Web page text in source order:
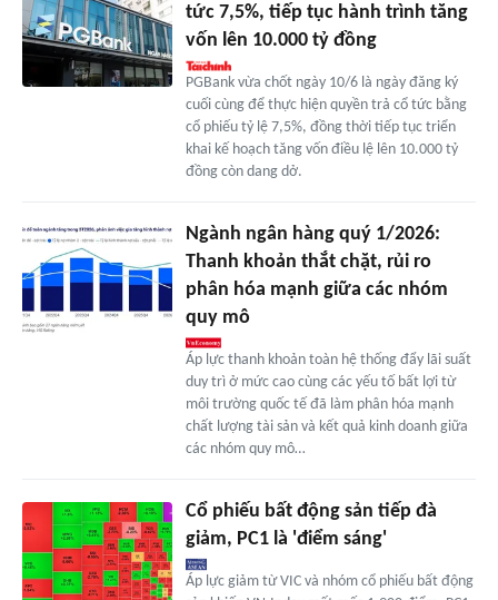
tức 7,5%, tiếp tục hành trình tăng
vốn lên 10.000 tỷ đồng
PGBank vừa chốt ngày 10/6 là ngày đăng ký
cuối cùng để thực hiện quyền trả cổ tức bằng
cổ phiếu tỷ lệ 7,5%, đồng thời tiếp tục triển
khai kế hoạch tăng vốn điều lệ lên 10.000 tỷ
đồng còn dang dở.
Ngành ngân hàng quý 1/2026:
Thanh khoản thắt chặt, rủi ro
phân hóa mạnh giữa các nhóm
quy mô
Áp lực thanh khoản toàn hệ thống đẩy lãi suất
duy trì ở mức cao cùng các yếu tố bất lợi từ
môi trường quốc tế đã làm phân hóa mạnh
chất lượng tài sản và kết quả kinh doanh giữa
các nhóm quy mô…
Cổ phiếu bất động sản tiếp đà
giảm, PC1 là 'điểm sáng'
Áp lực giảm từ VIC và nhóm cổ phiếu bất động